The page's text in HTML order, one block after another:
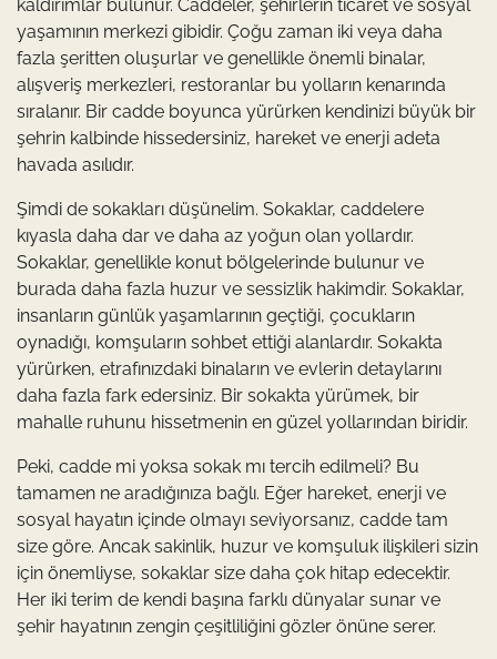
kaldırımlar bulunur. Caddeler, şehirlerin ticaret ve sosyal
yaşamının merkezi gibidir. Çoğu zaman iki veya daha
fazla şeritten oluşurlar ve genellikle önemli binalar,
alışveriş merkezleri, restoranlar bu yolların kenarında
sıralanır. Bir cadde boyunca yürürken kendinizi büyük bir
şehrin kalbinde hissedersiniz, hareket ve enerji adeta
havada asılıdır.
Şimdi de sokakları düşünelim. Sokaklar, caddelere
kıyasla daha dar ve daha az yoğun olan yollardır.
Sokaklar, genellikle konut bölgelerinde bulunur ve
burada daha fazla huzur ve sessizlik hakimdir. Sokaklar,
insanların günlük yaşamlarının geçtiği, çocukların
oynadığı, komşuların sohbet ettiği alanlardır. Sokakta
yürürken, etrafınızdaki binaların ve evlerin detaylarını
daha fazla fark edersiniz. Bir sokakta yürümek, bir
mahalle ruhunu hissetmenin en güzel yollarından biridir.
Peki, cadde mi yoksa sokak mı tercih edilmeli? Bu
tamamen ne aradığınıza bağlı. Eğer hareket, enerji ve
sosyal hayatın içinde olmayı seviyorsanız, cadde tam
size göre. Ancak sakinlik, huzur ve komşuluk ilişkileri sizin
için önemliyse, sokaklar size daha çok hitap edecektir.
Her iki terim de kendi başına farklı dünyalar sunar ve
şehir hayatının zengin çeşitliliğini gözler önüne serer.